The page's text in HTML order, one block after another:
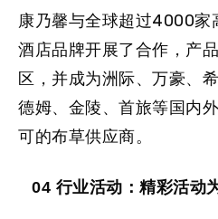
康乃馨与全球超过4000家
酒店品牌开展了合作，产
区 ，并成为洲际、万豪、
德姆、金陵、首旅等国内
可的布草供应商。
04 行业活动：精彩活动